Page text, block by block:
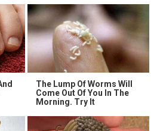
The Lump Of Worms Will
Come Out Of You In The
Morning. Try It